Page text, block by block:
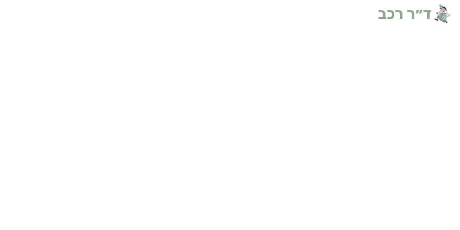
ד״ר רכב